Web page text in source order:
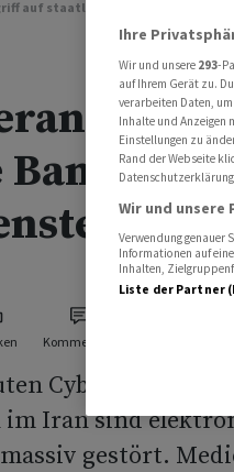
auf staatliche Banken legt
lahm
Kommentare
Cyberangriff
im Iran sind
gestört.
Ihre
Wir und unsere 293-
auf Ihrem Gerät zu.
verarbeiten Daten,
Inhalte und Anzeigen
Einstellungen zu
Rand der Webseite
Wir und
Verwendung
Informationen auf
Inhalten,
Liste der Partner